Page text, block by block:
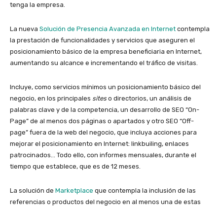
tenga la empresa.
La nueva Solución de Presencia Avanzada en Internet contempla
la prestación de funcionalidades y servicios que aseguren el
posicionamiento básico de la empresa beneficiaria en Internet,
aumentando su alcance e incrementando el tráfico de visitas.
Incluye, como servicios mínimos un posicionamiento básico del
negocio, en los principales sites o directorios, un análisis de
palabras clave y de la competencia, un desarrollo de SEO “On-
Page” de al menos dos páginas o apartados y otro SEO “Off-
page” fuera de la web del negocio, que incluya acciones para
mejorar el posicionamiento en Internet: linkbuiling, enlaces
patrocinados… Todo ello, con informes mensuales, durante el
tiempo que establece, que es de 12 meses.
La solución de Marketplace que contempla la inclusión de las
referencias o productos del negocio en al menos una de estas